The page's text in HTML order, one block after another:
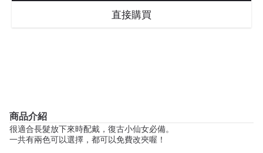
直接購買
商品介紹
很適合長髮放下來時配戴，復古小仙女必備。
一共有兩色可以選擇，都可以免費改夾喔！